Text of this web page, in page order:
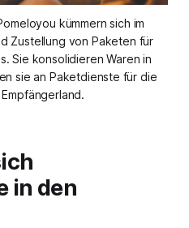
kümmern sich im
Zustellung von Paketen für
Sie konsolidieren Waren in
sie an Paketdienste für die
in den